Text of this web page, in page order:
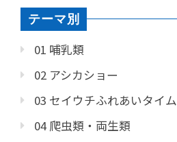
テーマ別
01 哺乳類
02 アシカショー
03 セイウチふれあいタイム
04 爬虫類・両生類